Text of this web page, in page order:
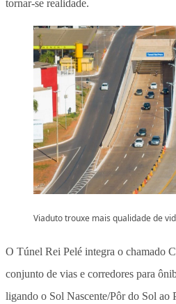
tornar-se realidade.
Viaduto trouxe mais qualidade de
O Túnel Rei Pelé integra o chamado
conjunto de vias e corredores para
ligando o Sol Nascente/Pôr do Sol ao